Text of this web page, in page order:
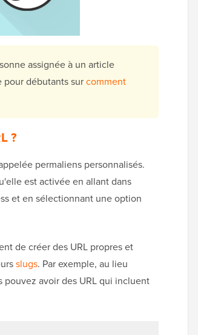
assignée à un article
débutants surcomment
?
permaliens personnalisés.
est activée en allant dans
et en sélectionnant une option
de créer des URL propres et
slugs. Par exemple, au lieu
pouvez avoir des URL qui incluent